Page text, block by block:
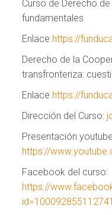
Curso de Derecho
fundamentales
Enlace https://
Derecho de la
transfronteriza:
Enlace https://
Dirección del Curso:
Presentación
https://
Facebook del curso:
https://
id=100092855112741